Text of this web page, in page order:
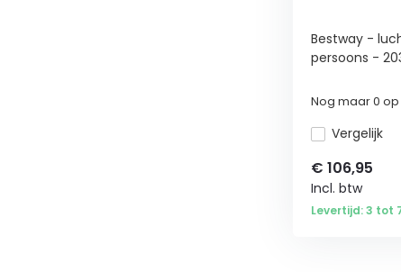
Bestway -
persoons -
Nog maar 0
Vergelijk
€ 106,95
Incl. btw
Levertijd: 3 tot